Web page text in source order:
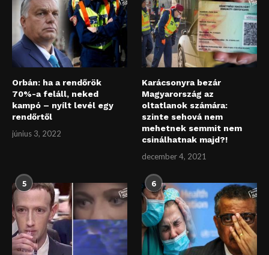
Orbán: ha a rendőrök
70%-a feláll, neked
kampó – nyílt levél egy
rendőrtől
június 3, 2022
Karácsonyra bezár
Magyarország az
oltatlanok számára:
szinte sehová nem
mehetnek semmit nem
csinálhatnak majd?!
december 4, 2021
5 6